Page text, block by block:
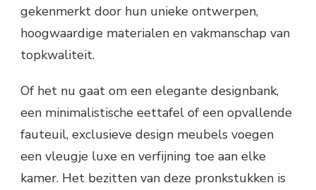
gekenmerkt door hun unieke ontwerpen,
hoogwaardige materialen en vakmanschap van
topkwaliteit.
Of het nu gaat om een elegante designbank,
een minimalistische eettafel of een opvallende
fauteuil, exclusieve design meubels voegen
een vleugje luxe en verfijning toe aan elke
kamer. Het bezitten van deze pronkstukken is